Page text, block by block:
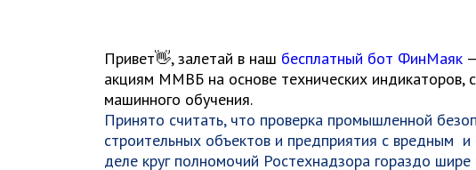
Привет👋, залетай в наш бесплатный бот ФинМаяк
акциям ММВБ на основе технических индикаторов,
машинного обучения.
Принято считать, что проверка промышленной
строительных объектов и предприятия с вредным
деле круг полномочий Ростехнадзора гораздо